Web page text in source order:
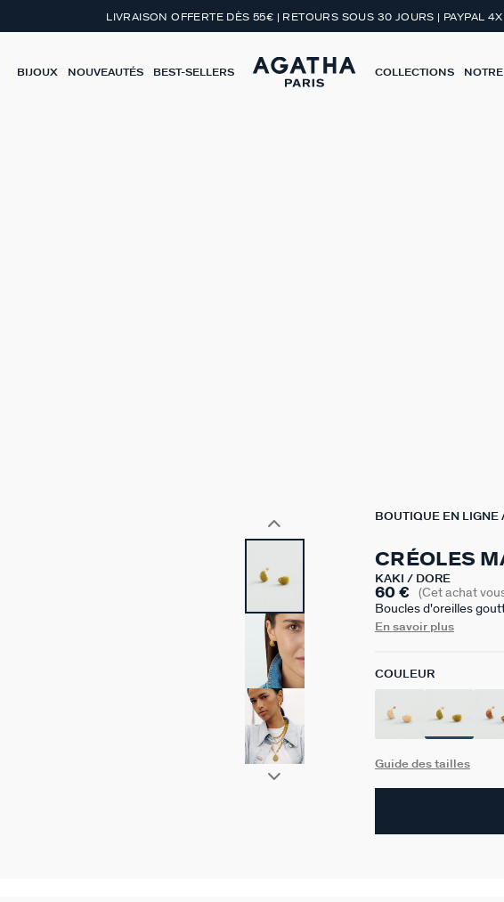
LIVRAISON OFFERTE DÈS 55€ | RETOURS SOUS 30 JOURS | PAYPAL 4X
BIJOUX NOUVEAUTÉS BEST-SELLERS COLLECTIONS
BOUTIQUE EN LIGNE
CRÉOLES
KAKI / DORÉ
60 € (Cet achat
Boucles d'oreilles
réalisées en laiton
implique de possibles
En savoir plus
COULEUR
Guide des tailles